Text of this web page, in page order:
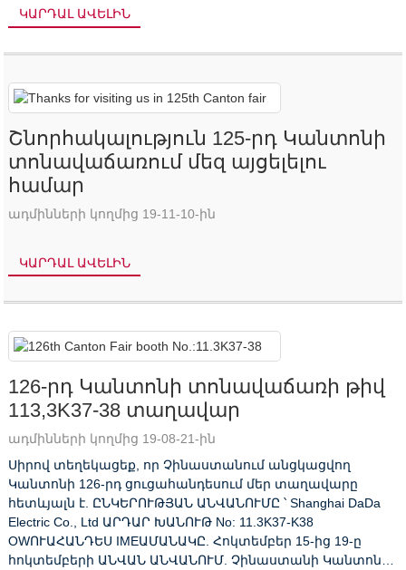
ԿԱՐԴԱԼ ԱՎԵԼԻՆ
Շնորհակալություն 125-րդ Կանտոնի
տոնավաճառում մեզ այցելելու
համար
ադմինների կողմից 19-11-10-ին
ԿԱՐԴԱԼ ԱՎԵԼԻՆ
126-րդ Կանտոնի տոնավաճառի թիվ
113,3K37-38 տաղավար
ադմինների կողմից 19-08-21-ին
Սիրով տեղեկացեք, որ Չինաստանում անցկացվող
Կանտոնի 126-րդ ցուցահանդեսում մեր տաղավարը
հետևյալն է. ԸՆԿԵՐՈՒԹՅԱՆ ԱՆՎԱՆՈՒՄԸ ՝ Shanghai DaDa
Electric Co., Ltd ԱՐԴԱՐ ԽԱՆՈՒԹ No: 11.3K37-K38
OWՈՒԱՀԱՆԴԵՍ IMEԱՄԱՆԱԿԸ. Հոկտեմբեր 15-ից 19-ը
հոկտեմբերի ԱՆՎԱՆ ԱՆՎԱՆՈՒՄ. Չինաստանի Կանտոնի